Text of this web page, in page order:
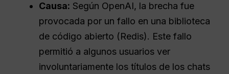
Causa: Según OpenAI, la brecha fue
provocada por un fallo en una biblioteca
de código abierto (Redis). Este fallo
permitió a algunos usuarios ver
involuntariamente los títulos de los chats